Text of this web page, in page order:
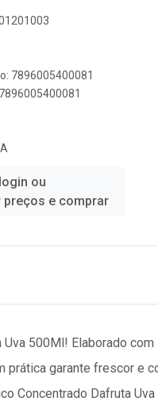
7896005400081
ou
preços e comprar
500Ml! Elaborado
prática garante frescor e
Concentrado Dafruta